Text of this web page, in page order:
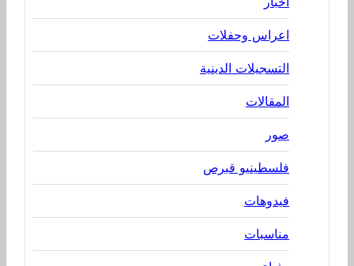
اعراس وحفلات
التسجيلات الدينية
المقالات
صور
فلسطينيو قبرص
فيدوهات
مناسبات